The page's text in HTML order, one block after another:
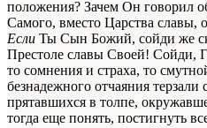
положения? Зачем Он говорил
Самого, вместо Царства славы,
Если Ты Сын Божий, сойди же
Престоле славы Своей! Сойди,
то сомнения и страха, то
безнадежного отчаяния терзали
прятавшихся в толпе,
тогда еще понять, постигнуть